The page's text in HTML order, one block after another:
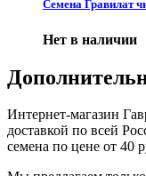
Семена Гравилат
Нет в наличии
Интернет-магазин
доставкой по всей
семена по цене от 40